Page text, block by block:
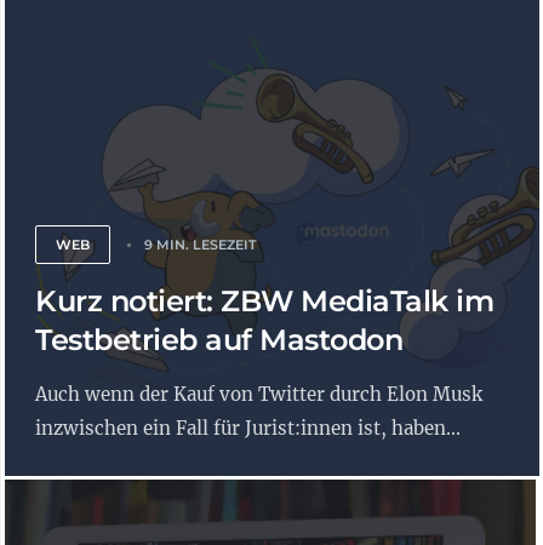
WEB 9 MIN. LESEZEIT
Kurz notiert: ZBW MediaTalk im
Testbetrieb auf Mastodon
Auch wenn der Kauf von Twitter durch Elon Musk
inzwischen ein Fall für Jurist:innen ist, haben...